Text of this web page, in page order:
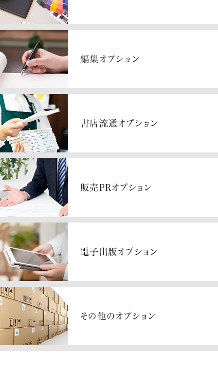
編集オプション
書店流通オプション
販売PRオプション
電子出版オプション
その他のオプション